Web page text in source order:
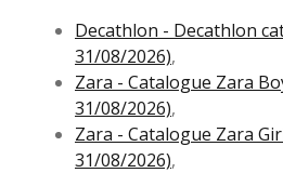
Decathlon - Decathlon
31/08/2026),
Zara - Catalogue Zara
31/08/2026),
Zara - Catalogue Zara
31/08/2026),